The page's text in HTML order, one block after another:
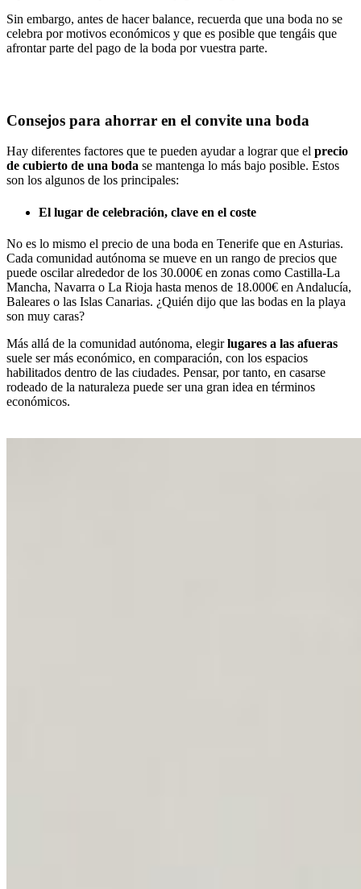
Sin embargo, antes de hacer balance, recuerda que una boda no se
celebra por motivos económicos y que es posible que tengáis que
afrontar parte del pago de la boda por vuestra parte.
Consejos para ahorrar en el convite una boda
Hay diferentes factores que te pueden ayudar a lograr que el precio
de cubierto de una boda se mantenga lo más bajo posible. Estos
son los algunos de los principales:
El lugar de celebración, clave en el coste
No es lo mismo el precio de una boda en Tenerife que en Asturias.
Cada comunidad autónoma se mueve en un rango de precios que
puede oscilar alrededor de los 30.000€ en zonas como Castilla-La
Mancha, Navarra o La Rioja hasta menos de 18.000€ en Andalucía,
Baleares o las Islas Canarias. ¿Quién dijo que las bodas en la playa
son muy caras?
Más allá de la comunidad autónoma, elegirlugares a las afueras
suele ser más económico, en comparación, con los espacios
habilitados dentro de las ciudades. Pensar, por tanto, en casarse
rodeado de la naturaleza puede ser una gran idea en términos
económicos.